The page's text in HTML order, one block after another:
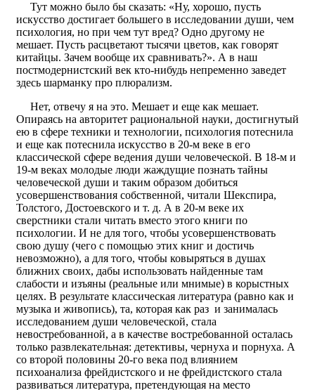
Тут можно было бы сказать: «Ну, хорошо, пусть
искусство достигает большего в исследовании души, чем
психология, но при чем тут вред? Одно другому не
мешает. Пусть расцветают тысячи цветов, как говорят
китайцы. Зачем вообще их сравнивать?». А в наш
постмодернистский век кто-нибудь непременно заведет
здесь шарманку про плюрализм.
Нет, отвечу я на это. Мешает и еще как мешает.
Опираясь на авторитет рациональной науки, достигнутый
ею в сфере техники и технологии, психология потеснила
и еще как потеснила искусство в 20-м веке в его
классической сфере ведения души человеческой. В 18-м и
19-м веках молодые люди жаждущие познать тайны
человеческой души и таким образом добиться
усовершенствования собственной, читали Шекспира,
Толстого, Достоевского и т. д. А в 20-м веке их
сверстники стали читать вместо этого книги по
психологии. И не для того, чтобы усовершенствовать
свою душу (чего с помощью этих книг и достичь
невозможно), а для того, чтобы ковыряться в душах
ближних своих, дабы использовать найденные там
слабости и изъяны (реальные или мнимые) в корыстных
целях. В результате классическая литература (равно как и
музыка и живопись), та, которая как раз и занималась
исследованием души человеческой, стала
невостребованной, а в качестве востребованной осталась
только развлекательная: детективы, чернуха и порнуха. А
со второй половины 20-го века под влиянием
психоанализа фрейдистского и не фрейдистского стала
развиваться литература, претендующая на место